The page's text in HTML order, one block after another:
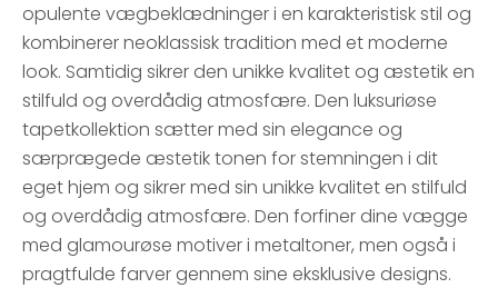
opulente vægbeklædninger i en karakteristisk stil og
kombinerer neoklassisk tradition med et moderne
look. Samtidig sikrer den unikke kvalitet og æstetik en
stilfuld og overdådig atmosfære. Den luksuriøse
tapetkollektion sætter med sin elegance og
særprægede æstetik tonen for stemningen i dit
eget hjem og sikrer med sin unikke kvalitet en stilfuld
og overdådig atmosfære. Den forfiner dine vægge
med glamourøse motiver i metaltoner, men også i
pragtfulde farver gennem sine eksklusive designs.